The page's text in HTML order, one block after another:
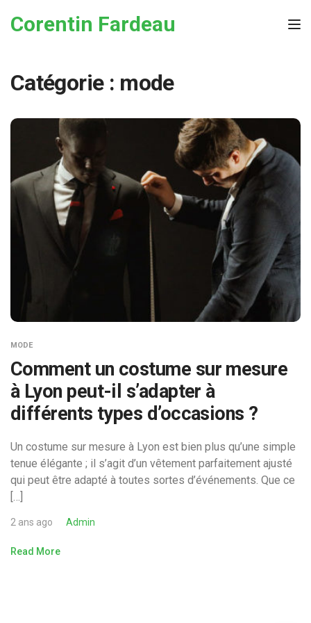
Corentin Fardeau
Catégorie : mode
MODE
Comment un costume sur mesure
à Lyon peut-il s’adapter à
différents types d’occasions ?
Un costume sur mesure à Lyon est bien plus qu’une simple
tenue élégante ; il s’agit d’un vêtement parfaitement ajusté
qui peut être adapté à toutes sortes d’événements. Que ce
[…]
2 ans ago Admin
Read More